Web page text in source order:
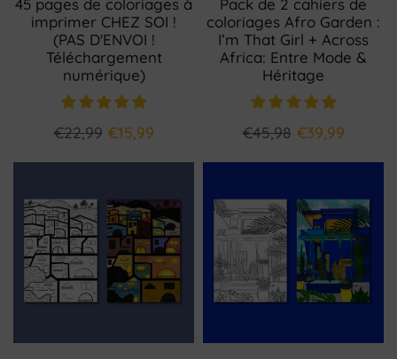
45 pages de coloriages à
imprimer CHEZ SOI !
(PAS D'ENVOI !
Téléchargement
numérique)
€22,99 €15,99
Pack de 2 cahiers de
coloriages Afro Garden :
I’m That Girl + Across
Africa: Entre Mode &
Héritage
€45,98 €39,99